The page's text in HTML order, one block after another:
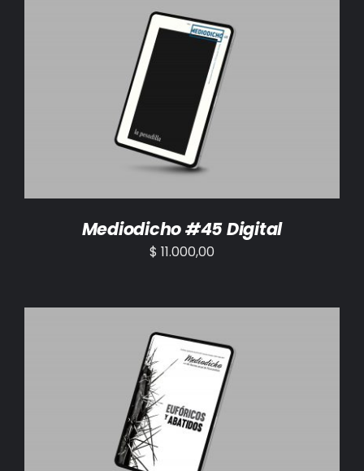
AÑADIR AL CARRITO /
Mediodicho #45 Digital
$ 11.000,00
AÑADIR AL CARRITO /